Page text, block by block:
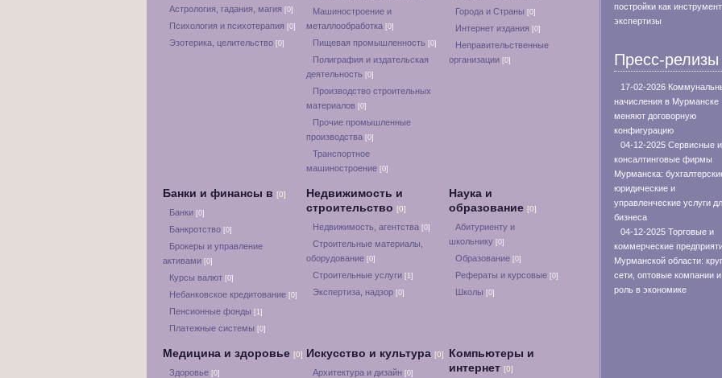
Астрология, гадания, магия [0]
Психология и психотерапия [0]
Эзотерика, целительство [0]
Машиностроение и
металлообработка [0]
Пищевая промышленность [0]
Полиграфия и издательская
деятельность [0]
Производство строительных
материалов [0]
Прочие промышленные
производства [0]
Транспортное
машиностроение [0]
Города и Страны [0]
Интернет издания [0]
Неправительственные
организации [0]
Банки и финансы в [0]
Банки [0]
Банкротство [0]
Брокеры и управление
активами [0]
Курсы валют [0]
Небанковское кредитование [0]
Пенсионные фонды [1]
Платежные системы [0]
Недвижимость и
строительство [0]
Недвижимость, агентства [0]
Строительные материалы,
оборудование [0]
Строительные услуги [1]
Экспертиза, надзор [0]
Наука и
образование [0]
Абитуриенту и
школьнику [0]
Образование [0]
Рефераты и курсовые [0]
Школы [0]
Медицина и здоровье [0]
Здоровье [0]
Искусство и культура [0]
Архитектура и дизайн [0]
Компьютеры и
интернет [0]
постройки как инструмент
экспертизы
Пресс-релизы
17-02-2026
начисления в Мурманске
меняют договорную
конфигурацию
04-12-2025 Сервисные и
консалтинговые фирмы
Мурманска:
юридические и
управленческие услуги
бизнеса
04-12-2025 Торговые и
коммерческие
Мурманской области:
сети, оптовые компании и
роль в экономике